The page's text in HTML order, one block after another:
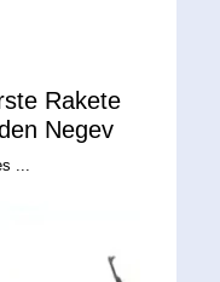
Rakete
Negev
...